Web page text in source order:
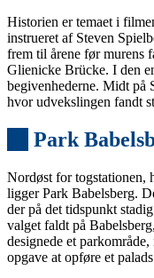
Historien er temaet i
instrueret af Steven
frem til årene før murens
Glienicke Brücke. I den
begivenhederne. Midt på
hvor udvekslingen fandt
Park
Nordøst for togstationen,
ligger Park Babelsberg.
der på det tidspunkt
valget faldt på
designede et
opgave at opføre et